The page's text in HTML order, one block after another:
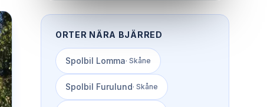
ORTER NÄRA BJÄRRED
Spolbil Lomma· Skåne
Spolbil Furulund· Skåne